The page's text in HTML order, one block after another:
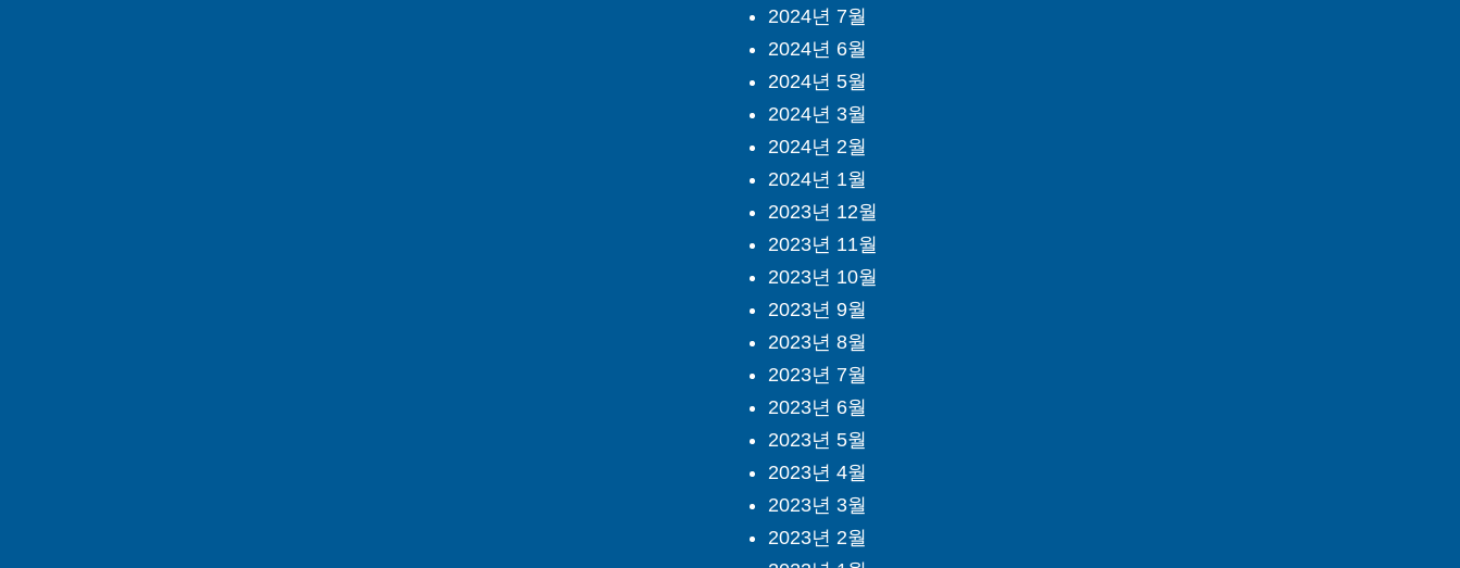
2024년 7월
2024년 6월
2024년 5월
2024년 3월
2024년 2월
2024년 1월
2023년 12월
2023년 11월
2023년 10월
2023년 9월
2023년 8월
2023년 7월
2023년 6월
2023년 5월
2023년 4월
2023년 3월
2023년 2월